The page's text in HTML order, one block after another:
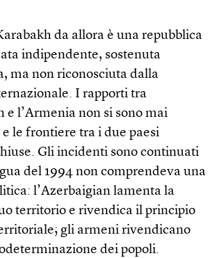
da allora è una repubblica
indipendente, sostenuta
ma non riconosciuta dalla
I rapporti tra
e l’Armenia non si sono mai
le frontiere tra i due paesi
Gli incidenti sono continuati
del 1994 non comprendeva una
l’Azerbaigian lamenta la
territorio e rivendica il principio
gli armeni rivendicano
dei popoli.